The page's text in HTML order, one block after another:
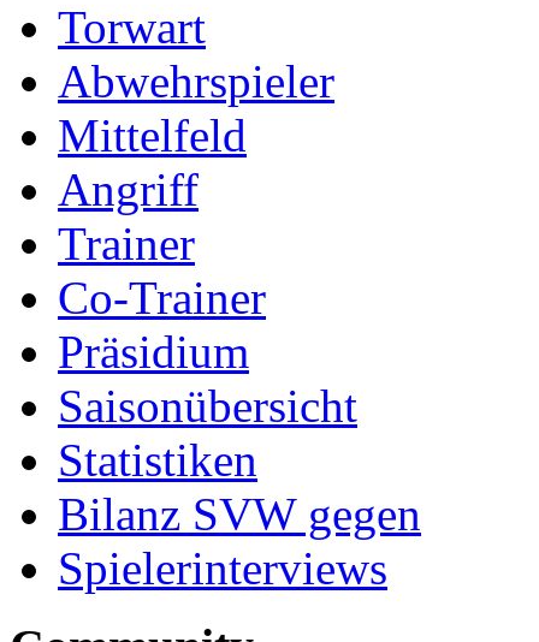
Torwart
Abwehrspieler
Mittelfeld
Angriff
Trainer
Co-Trainer
Präsidium
Saisonübersicht
Statistiken
Bilanz SVW gegen
Spielerinterviews